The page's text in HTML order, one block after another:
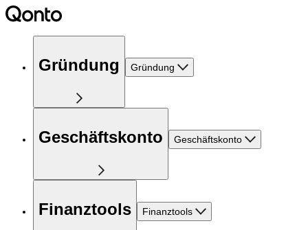
Gründung Gründung
Geschäftskonto Geschäftskonto
Finanztools Finanztools